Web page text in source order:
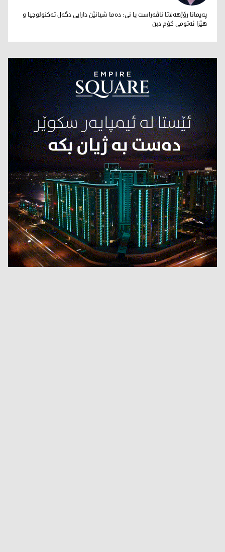
محەمەد تاهر زێبارى
پەیمانا رۆژهەلاتا ناڤەراست یا نى: دەما شیانێن دارایى دگەل تەکنولوجیا و
هێزا ئەتومى کۆم دبن